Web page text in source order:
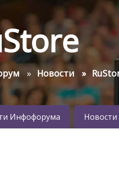
Новости
Инфофорума Новости